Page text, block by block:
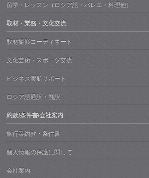
留学・レッスン（ロシア語・バレエ・料理他）
取材・業務・文化交流
取材撮影コーディネート
文化芸術・スポーツ交流
ビジネス渡航サポート
ロシア語通訳・翻訳
約款/条件書/会社案内
旅行業約款・条件書
個人情報の保護に関して
会社案内